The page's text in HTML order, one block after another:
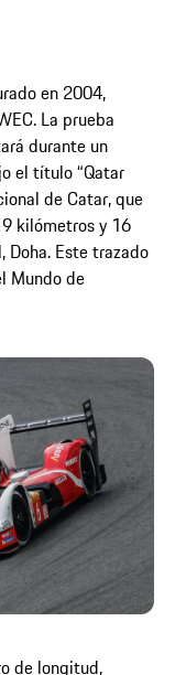
en 2004,
La prueba
durante un
el título “Qatar
de Catar, que
kilómetros y 16
Este trazado
Mundo de
de longitud,